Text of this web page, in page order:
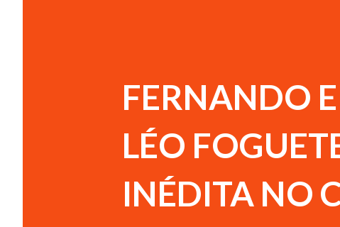
FERNANDO
LÉO
INÉDITA NO